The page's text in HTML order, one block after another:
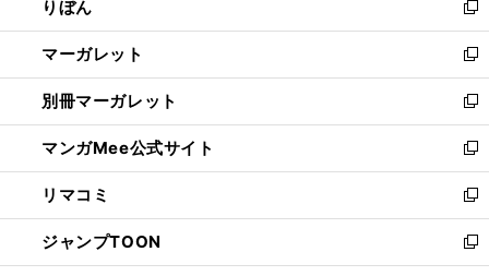
く
で
開
く
ド
ウ
で
開
く
ィ
ン
ド
ウ
で
開
く
りぼん
新
し
い
ウ
ィ
ン
ド
ウ
で
開
く
マーガレット
新
し
い
ウ
ィ
ン
ド
ウ
で
開
別冊マーガレット
新
し
い
ウ
ィ
ン
ド
ウ
マンガMee公式サイト
新
し
い
ウ
ィ
ン
リマコミ
新
し
い
ウ
ジャンプTOON
新
し